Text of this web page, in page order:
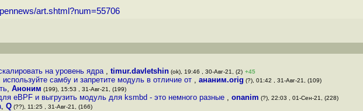
art.shtml?num=55706
на уровень ядра , timur.davletshin (ok), 19:46 , 30-Авг-21, (2) +45
самбу и запретите модуль в отличие от , ананим.orig (?), 01:42 , 31-Авг-21, (109)
, Аноним (199), 15:53 , 31-Авг-21, (199)
eBPF и выгрузить модуль для ksmbd - это немного разные , onanim (?), 22:03 , 01-Сен-21, (228)
, Q (??), 11:25 , 31-Авг-21, (166)